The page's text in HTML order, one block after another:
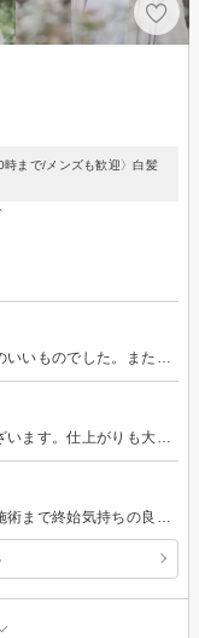
まで/メンズも歓迎〉白髪